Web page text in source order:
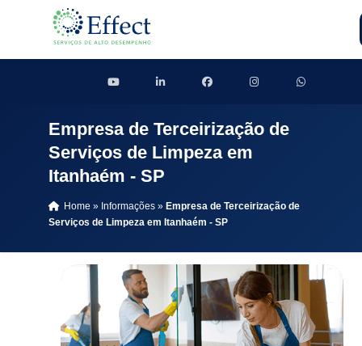
Empresa de Terceirização de
Serviços de Limpeza em
Itanhaém - SP
Home » Informações » Empresa de Terceirização de
Serviços de Limpeza em Itanhaém - SP